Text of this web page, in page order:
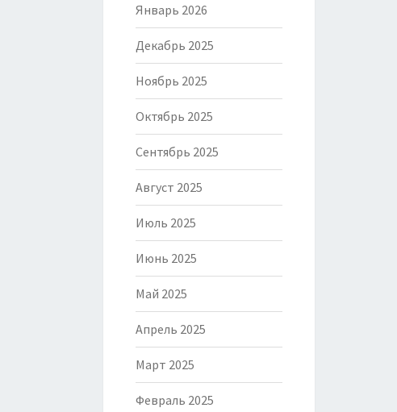
Январь 2026
Декабрь 2025
Ноябрь 2025
Октябрь 2025
Сентябрь 2025
Август 2025
Июль 2025
Июнь 2025
Май 2025
Апрель 2025
Март 2025
Февраль 2025